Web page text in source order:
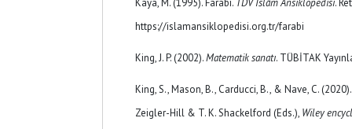
Kaya, M. (1995). Farabi. TDV İslâm Ansiklopedisi.
https://islamansiklopedisi.org.tr/farabi
King, J. P. (2002).Matematik sanatı. TÜBİTAK
King, S., Mason, B., Carducci, B., & Nave, C.
Zeigler-Hill & T. K. Shackelford (Eds.), Wiley